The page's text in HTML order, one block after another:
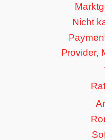
Nicht
Provider,